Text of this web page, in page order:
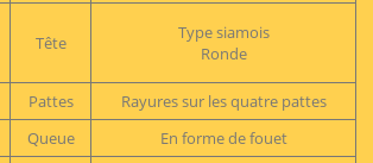
Tête
Type siamois
Ronde
Pattes
Rayures sur les quatre pattes
Queue
En forme de fouet